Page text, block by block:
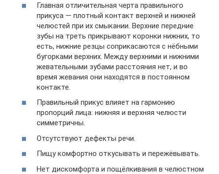
Главная отличительная черта правильного
прикуса — плотный контакт верхней и нижней
челюстей при их смыкании. Верхние передние
зубы на треть прикрывают коронки нижних, то
есть, нижние резцы соприкасаются с нёбными
бугорками верхних. Между верхними и нижними
жевательными зубами расстояния нет, и во
время жевания они находятся в постоянном
контакте.
Правильный прикус влияет на гармонию
пропорций лица: нижняя и верхняя челюсти
симметричны.
Отсутствуют дефекты речи.
Пищу комфортно откусывать и пережёвывать.
Нет дискомфорта и пощёлкивания в челюстном